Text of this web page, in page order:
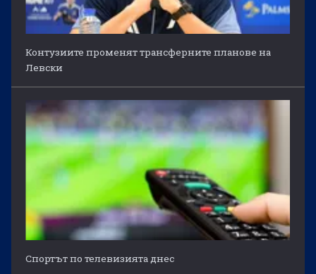
Контузиите променят трансферните планове на
Левски
Спортът по телевизията днес